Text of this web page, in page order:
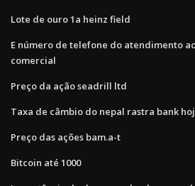
Lote de ouro 1a heinz field
E número de telefone do atendimento
comercial
Preço da ação seadrill ltd
Taxa de câmbio do nepal rastra bank
Preço das ações bam.a-t
Bitcoin até 1000